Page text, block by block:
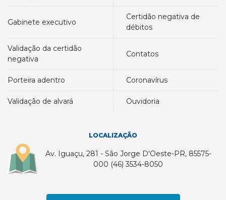
gabinete executivo
certidão negativa de
débitos
validação da certidão
negativa
contatos
porteira adentro coronavírus
validação de alvará ouvidoria
LOCALIZAÇÃO
Av. Iguaçu, 281 - São Jorge D'Oeste-PR, 85575-
000 (46) 3534-8050